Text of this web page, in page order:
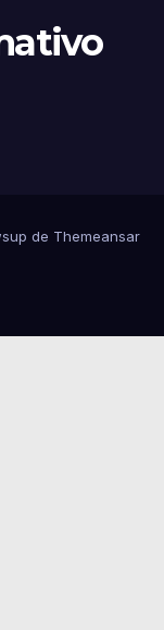
de Themeansar